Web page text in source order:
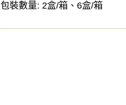
包裝數量: 2盒/箱、6盒/箱